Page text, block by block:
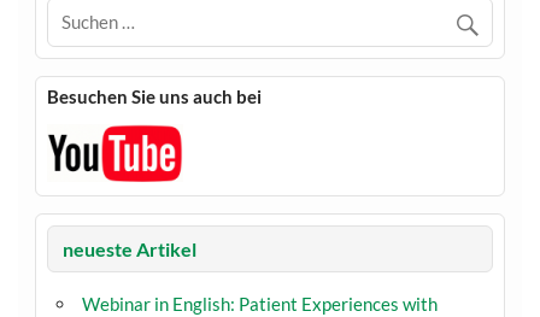
Besuchen Sie uns auch bei
neueste Artikel
Webinar in English: Patient Experiences with